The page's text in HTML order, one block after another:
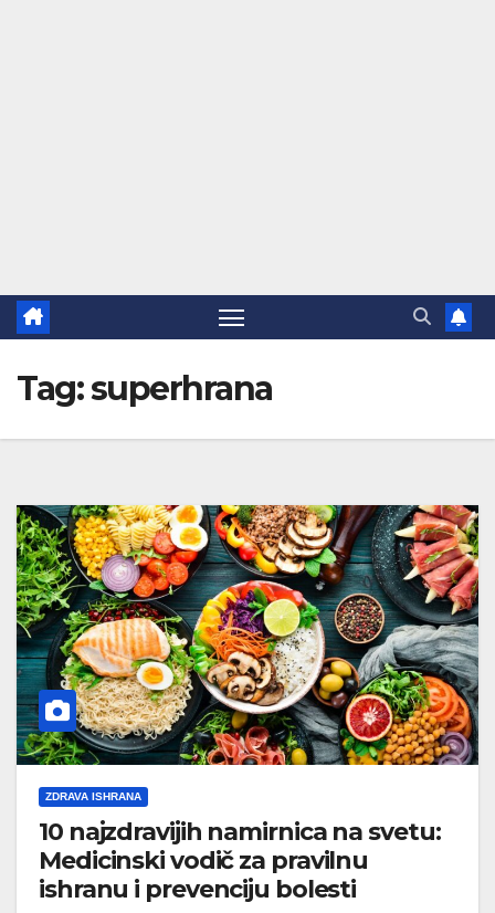
Tag:superhrana
ZDRAVA ISHRANA
10 najzdravijih namirnica na svetu:
Medicinski vodič za pravilnu
ishranu i prevenciju bolesti